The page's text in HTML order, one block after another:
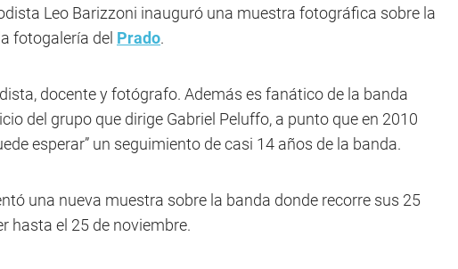
Leo Barizzoni inauguró una muestra fotográfica sobre la
fotogalería del Prado.
docente y fotógrafo. Además es fanático de la banda
del grupo que dirige Gabriel Peluffo, a punto que en 2010
esperar” un seguimiento de casi 14 años de la banda.
una nueva muestra sobre la banda donde recorre sus 25
hasta el 25 de noviembre.